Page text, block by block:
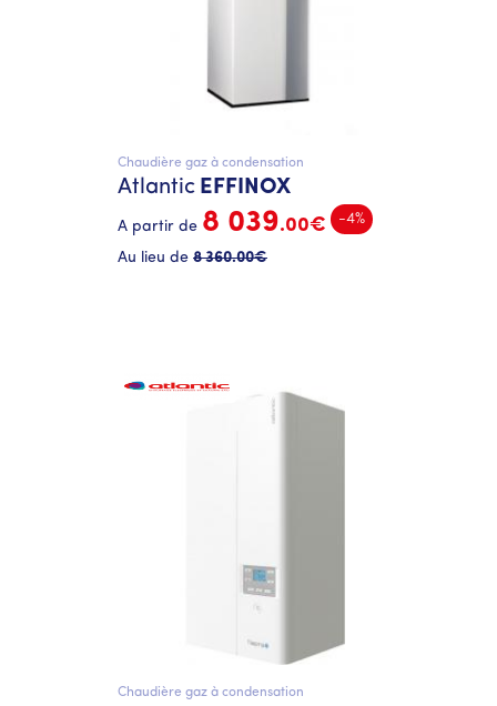
Chaudière gaz à condensation
Atlantic EFFINOX
A partir de 8 039.00€ -4%
Au lieu de 8 360.00€
Chaudière gaz à condensation